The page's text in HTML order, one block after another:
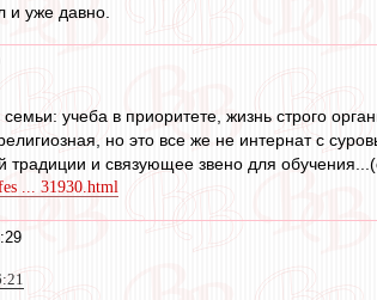
и уже давно.
учеба в приоритете, жизнь строго
но это все же не интернат с
традиции и связующее звено для
... 31930.html